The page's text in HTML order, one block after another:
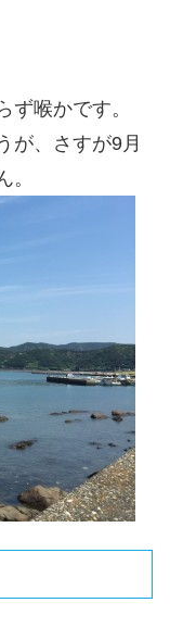
ず喉かです。
が、さすが9月
。